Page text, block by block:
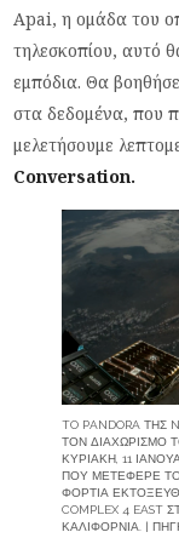
Apai, η ομάδα του
τηλεσκοπίου, αυτό
εμπόδια. Θα
στα δεδομένα, που
μελετήσουμε
Conversation.
TO PANDORA ΤΗΣ
ΤΟΝ ΔΙΑΧΩΡΙΣΜΌ
ΚΥΡΙΑΚΉ, 11
ΠΟΥ ΜΕΤΈΦΕΡΕ
ΦΟΡΤΊΑ
COMPLEX 4 EAST
ΚΑΛΙΦΌΡΝΙΑ. |